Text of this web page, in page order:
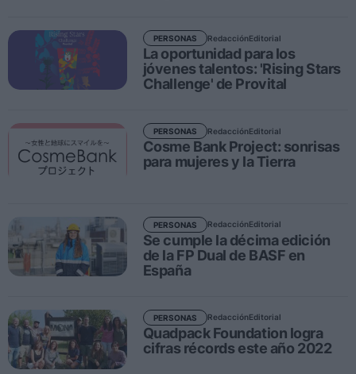
Moda
Lujo
Eventos
Agenda de actividades
Ferias sectoriales
Opinión
Revista
Registrarse
INICIAR SESIÓN
La oportunidad para los
jóvenes talentos: 'Rising Stars
Challenge' de Provital
PERSONAS RedacciónEditorial
Cosme Bank Project: sonrisas
para mujeres y la Tierra
PERSONAS RedacciónEditorial
Se cumple la décima edición
de la FP Dual de BASF en
España
PERSONAS RedacciónEditorial
Quadpack Foundation logra
cifras récords este año 2022
PERSONAS RedacciónEditorial